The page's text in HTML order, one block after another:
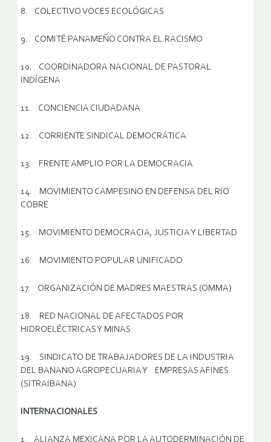
8. COLECTIVO VOCES ECOLÓGICAS
9. COMITÉ PANAMEÑO CONTRA EL RACISMO
10. COORDINADORA NACIONAL DE PASTORAL
INDÍGENA
11. CONCIENCIA CIUDADANA
12. CORRIENTE SINDICAL DEMOCRÁTICA
13. FRENTE AMPLIO POR LA DEMOCRACIA
14. MOVIMIENTO CAMPESINO EN DEFENSA DEL RIO
COBRE
15. MOVIMIENTO DEMOCRACIA, JUSTICIA Y LIBERTAD
16. MOVIMIENTO POPULAR UNIFICADO
17. ORGANIZACIÓN DE MADRES MAESTRAS (OMMA)
18. RED NACIONAL DE AFECTADOS POR
HIDROELÉCTRICAS Y MINAS
19. SINDICATO DE TRABAJADORES DE LA INDUSTRIA
DEL BANANO AGROPECUARIA Y EMPRESAS AFINES
(SITRAIBANA)
INTERNACIONALES
1. ALIANZA MEXICANA POR LA AUTODERMINACIÓN DE